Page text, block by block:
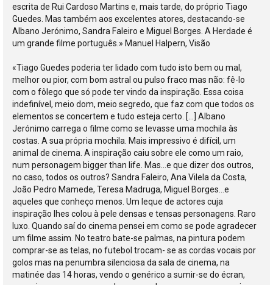
escrita de Rui Cardoso Martins e, mais tarde, do próprio Tiago
Guedes. Mas também aos excelentes atores, destacando-se
Albano Jerónimo, Sandra Faleiro e Miguel Borges. A Herdade é
um grande filme português.» Manuel Halpern, Visão
«Tiago Guedes poderia ter lidado com tudo isto bem ou mal,
melhor ou pior, com bom astral ou pulso fraco mas não: fê-lo
com o fôlego que só pode ter vindo da inspiração. Essa coisa
indefinível, meio dom, meio segredo, que faz com que todos os
elementos se concertem e tudo esteja certo. […] Albano
Jerónimo carrega o filme como se levasse uma mochila às
costas. A sua própria mochila. Mais impressivo é difícil, um
animal de cinema. A inspiração caiu sobre ele como um raio,
num personagem bigger than life. Mas...e que dizer dos outros,
no caso, todos os outros? Sandra Faleiro, Ana Vilela da Costa,
João Pedro Mamede, Teresa Madruga, Miguel Borges...e
aqueles que conheço menos. Um leque de actores cuja
inspiração lhes colou à pele densas e tensas personagens. Raro
luxo. Quando saí do cinema pensei em como se pode agradecer
um filme assim. No teatro bate-se palmas, na pintura podem
comprar-se as telas, no futebol trocam- se as cordas vocais por
golos mas na penumbra silenciosa da sala de cinema, na
matinée das 14 horas, vendo o genérico a sumir-se do écran,